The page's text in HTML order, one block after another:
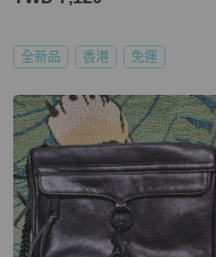
全新品 香港 免運